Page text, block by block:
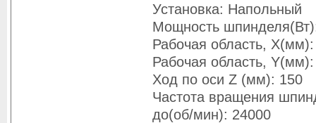
Установка: Напольный
Мощность
Рабочая область,
Рабочая область,
Ход по оси Z (мм): 150
Частота вращения
до(об/мин): 24000